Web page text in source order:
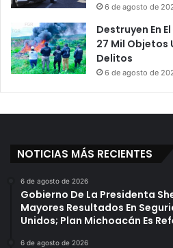
6 de agosto de
Destruyen En
27 Mil
Delitos
6 de agosto de
NOTICIAS MÁS RECIENTES
6 de agosto de 2026
Gobierno De La Presidenta
Mayores Resultados En
Unidos; Plan Michoacán Es
6 de agosto de 2026